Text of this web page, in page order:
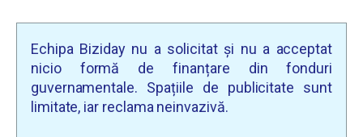
Echipa Biziday nu a solicitat și nu a acceptat
nicio formă de finanțare din fonduri
guvernamentale. Spațiile de publicitate sunt
limitate, iar reclama neinvazivă.